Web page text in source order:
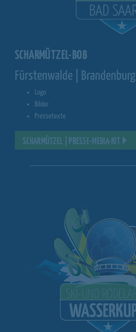
SCHARMÜTZEL-BOB
Fürstenwalde | Brandenburg
Logo
Bilder
Pressetexte
SCHARMÜTZEL | PRESSE-MEDIA-KIT